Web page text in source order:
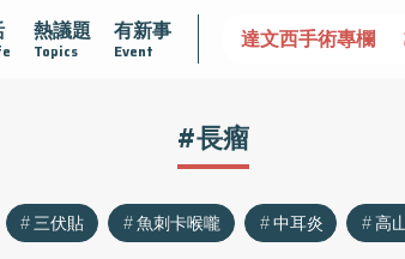
熱議題
Topics
有新事
Event
腺肥大 守護骨骼健康 達文西手術專欄
#長瘤
三伏貼 魚刺卡喉嚨 中耳炎 高